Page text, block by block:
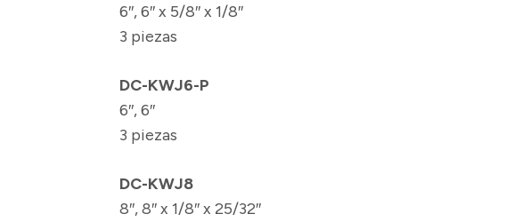
6″, 6″ x 5/8″ x 1/8″
3 piezas
DC-KWJ6-P
6″, 6″
3 piezas
DC-KWJ8
8″, 8″ x 1/8″ x 25/32″